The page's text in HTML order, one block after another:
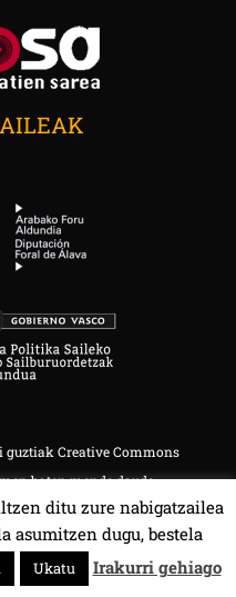
guztiak Creative Commons
baten mende daude.
ditu zure nabigatzailea
asumitzen dugu, bestela
Ukatu Irakurri gehiago